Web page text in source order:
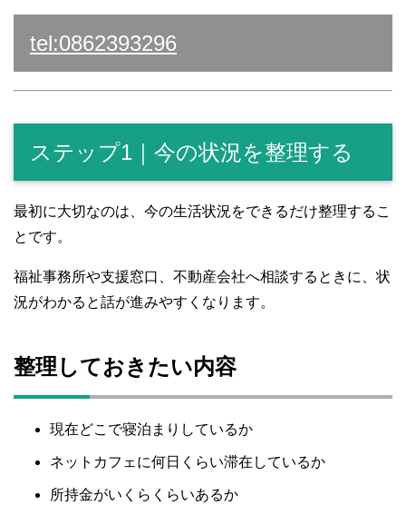
tel:0862393296
ステップ1｜今の状況を整理する
最初に大切なのは、今の生活状況をできるだけ整理するこ
とです。
福祉事務所や支援窓口、不動産会社へ相談するときに、状
況がわかると話が進みやすくなります。
整理しておきたい内容
現在どこで寝泊まりしているか
ネットカフェに何日くらい滞在しているか
所持金がいくらくらいあるか